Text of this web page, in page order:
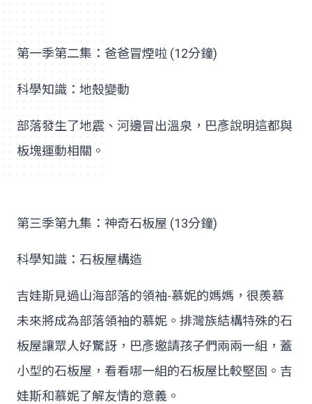
第一季第二集：爸爸冒煙啦 (12分鐘)
科學知識：地殼變動
部落發生了地震、河邊冒出溫泉，巴彥說明這都與
板塊運動相關。
第三季第九集：神奇石板屋 (13分鐘)
科學知識：石板屋構造
吉娃斯見過山海部落的領袖-慕妮的媽媽，很羨慕
未來將成為部落領袖的慕妮。排灣族結構特殊的石
板屋讓眾人好驚訝，巴彥邀請孩子們兩兩一組，蓋
小型的石板屋，看看哪一組的石板屋比較堅固。吉
娃斯和慕妮了解友情的意義。